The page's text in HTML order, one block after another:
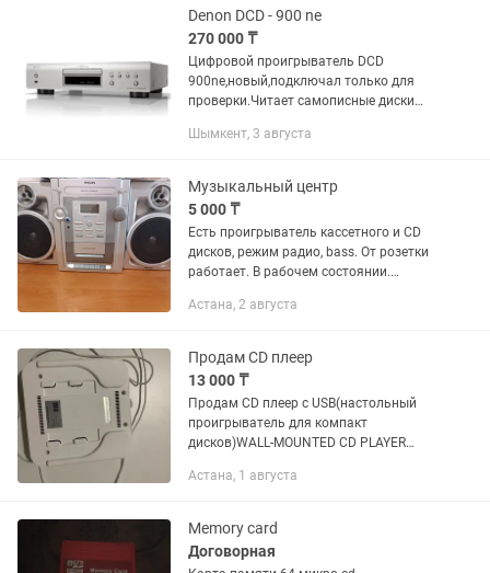
Denon DCD - 900 ne
270 000 ₸
Цифровой проигрыватель DCD
900ne,новый,подключал только для
проверки.Читает самописные диски
накопителей.Только писать,не
вышлю...
Шымкент, 3 августа
Музыкальный центр
5 000 ₸
Есть проигрыватель кассетного и CD
дисков, режим радио, bass. От розетки
работает. В рабочем состоянии.
Астана, 2 августа
Продам CD плеер
13 000 ₸
Продам CD плеер с USB(настольный
проигрыватель для компакт
дисков)WALL-MOUNTED CD PLAYER
выходные возможна доставка
Астана, 1 августа
Memory card
Договорная